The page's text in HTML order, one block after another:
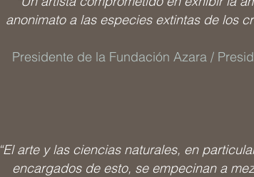
anonimato a las especies extintas de los
Presidente de la Fundación Azara /
“El arte y las ciencias naturales, en
encargados de esto, se empecinan a